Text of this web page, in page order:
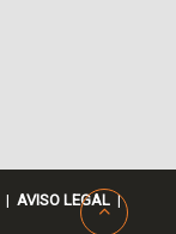
| AVISO LEGAL |